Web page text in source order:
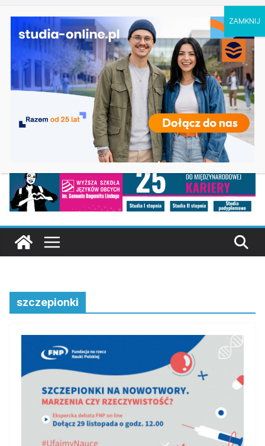
Ostatnie
wpisy:
Elektroniczne przetwarzanie informacji w
Krakowie
Prawo w Łomży
Pedagogika przedszkolna i wczesnoszkolna w
Skierniewicach
Kosmetologia w Opolu
Logistyka – studia inżynierskie na Uniwersytecie
Szczecińskim
szczepionki